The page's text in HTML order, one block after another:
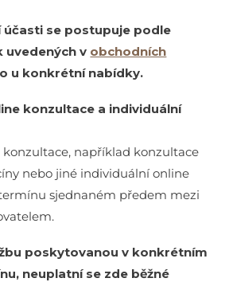
účasti se postupuje podle
v obchodních
u konkrétní nabídky.
konzultace a individuální
například konzultace
nebo jiné individuální online
sjednaném předem mezi
poskytovanou v konkrétním
neuplatní se zde běžné